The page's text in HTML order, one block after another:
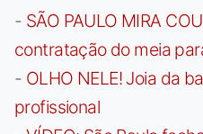
- SÃO PAULO MIRA
contratação do meia
- OLHO NELE! Joia da
profissional